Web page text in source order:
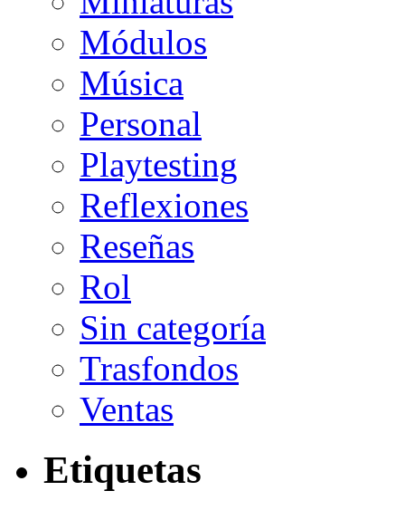
Módulos
Música
Personal
Playtesting
Reflexiones
Reseñas
Rol
Sin categoría
Trasfondos
Ventas
Etiquetas